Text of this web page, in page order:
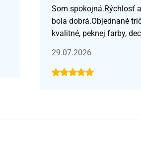
Som spokojná.Rýchlosť
bola dobrá.Objednané
kvalitné, peknej farby,
29.07.2026